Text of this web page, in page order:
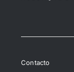
Contacto